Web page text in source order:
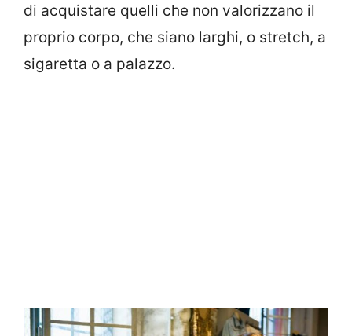
di acquistare quelli che non valorizzano il
proprio corpo, che siano larghi, o stretch, a
sigaretta o a palazzo.